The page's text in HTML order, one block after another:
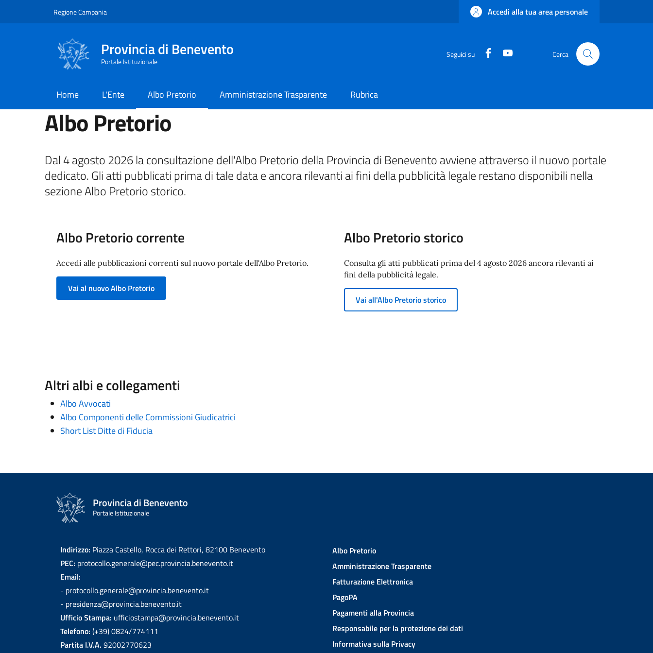
Regione Campania Accedi alla tua area personale
Provincia di Benevento
Portale Istituzionale
Seguici su Facebook Cerca
Home L'Ente Albo Pretorio Amministrazione Trasparente Rubrica
Albo Pretorio
Dal 4 agosto 2026 la consultazione dell'Albo Pretorio della Provincia di Benevento avviene attraverso il nuovo portale
dedicato. Gli atti pubblicati prima di tale data e ancora rilevanti ai fini della pubblicità legale restano disponibili nella
sezione Albo Pretorio storico.
Albo Pretorio corrente
Accedi alle pubblicazioni correnti sul nuovo portale dell'Albo Pretorio.
Vai al nuovo Albo Pretorio
Albo Pretorio storico
Consulta gli atti pubblicati prima del 4 agosto 2026 ancora rilevanti ai
fini della pubblicità legale.
Vai all'Albo Pretorio storico
Altri albi e collegamenti
Albo Avvocati
Albo Componenti delle Commissioni Giudicatrici
Short List Ditte di Fiducia
Provincia di Benevento
Portale Istituzionale
Indirizzo: Piazza Castello, Rocca dei Rettori, 82100 Benevento
PEC: protocollo.generale@pec.provincia.benevento.it
Email:
- protocollo.generale@provincia.benevento.it
- presidenza@provincia.benevento.it
Ufficio Stampa: ufficiostampa@provincia.benevento.it
Telefono: (+39) 0824/774111
Partita I.V.A. 92002770623
Albo Pretorio
Amministrazione Trasparente
Fatturazione Elettronica
PagoPA
Pagamenti alla Provincia
Responsabile per la protezione dei dati
Informativa sulla Privacy